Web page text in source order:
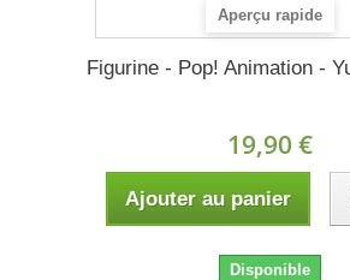
Aperçu rapide
Figurine - Pop! Animation -
19,90 €
Ajouter au panier
Disponible